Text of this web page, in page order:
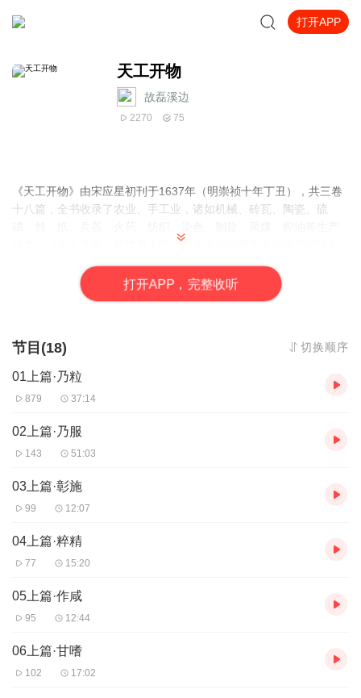
打开APP
天工开物
故磊溪边
2270 75
《天工开物》由宋应星初刊于1637年（明崇祯十年丁丑），共三卷
十八篇，全书收录了农业、手工业，诸如机械、砖瓦、陶瓷、硫
技术。《天工开物》是世界上第一部关于农业和手工业生产的综合
部百科全书式的著作，作者是明朝科学家宋应星。外国学者称它
为“中国17世纪的工艺百科全书”。作者在书中强调人类要和自然相协
芽时期的生产力状况。
打开APP，完整收听
节目(18) 切换顺序
01上篇·乃粒
879 37:14
02上篇·乃服
143 51:03
03上篇·彰施
99 12:07
04上篇·粹精
77 15:20
05上篇·作咸
95 12:44
06上篇·甘嗜
102 17:02